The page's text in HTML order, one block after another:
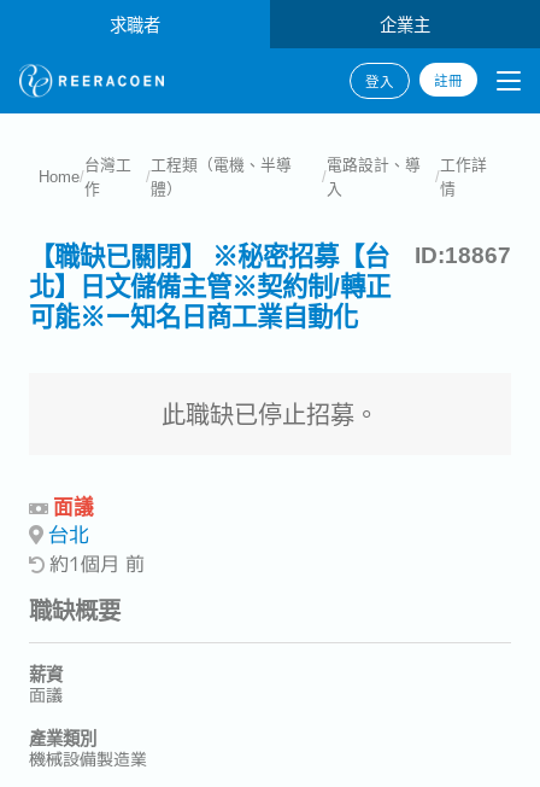
求職者 企業主
登入 註冊
Home/
台灣工
作
/
工程類（電機、半導
體）
/
電路設計、導
入
/
工作詳
情
【職缺已關閉】 ※秘密招募【台
北】日文儲備主管※契約制/轉正
可能※ー知名日商工業自動化
ID:18867
此職缺已停止招募。
面議
台北
約1個月 前
職缺概要
薪資
面議
產業類別
機械設備製造業